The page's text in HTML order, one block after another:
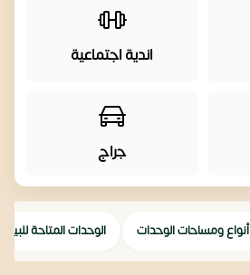
اندية اجتماعية
جراج
أنواع ومساحات الوحدات الوحدات المتاحة للبيع